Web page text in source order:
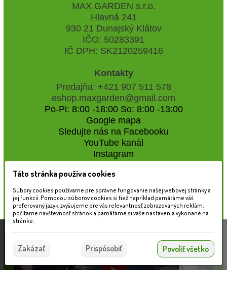
MAX GARDEN s.r.o.
Hlavná 241
930 21 Dunajský Klátov
IČO: 50283391
IČ DPH: SK2120259416
Kontakty
Predajňa: +421 907 511 578
eshop.maxgarden@gmail.com
Po-Pi: 8:00 -18:00 So: 8:00 -13:00
Google mapa
Sledujte nás na Facebooku
YouTube kanál
Instagram
Naše záhradné centrum
Táto stránka používa súbory cookies, ktoré nám
pomáhajú poskytovať služby. Používaním našich
služieb vyjadrujete súhlas s používaním súborov
Súhlasím
Táto stránka používa cookies
Súbory cookies používame pre správne fungovanie našej webovej stránky a
jej funkcií. Pomocou súborov cookies si tiež napríklad pamätáme váš
preferovaný jazyk, zvyšujeme pre vás relevantnosť zobrazovaných reklám,
počítame návštevnosť stránok a pamätáme si vaše nastavenia vykonané na
stránke.
Zakázať Prispôsobiť Povoliť všetko